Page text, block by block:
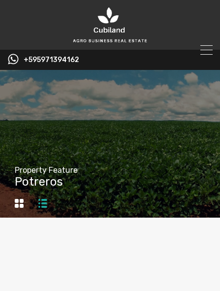
+595971394162
Property Feature
Potreros